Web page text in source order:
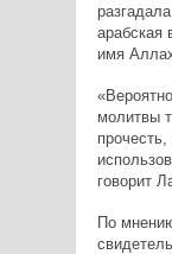
арабская
имя
молитвы
говорит
По